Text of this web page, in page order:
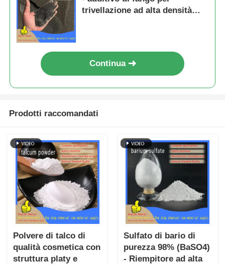
trivellazione ad alta densità
Continua
Prodotti raccomandati
Polvere di talco di
qualità cosmetica con
struttura platy e
Sulfato di bario di
purezza 98% (BaSO4)
- Riempitore ad alta